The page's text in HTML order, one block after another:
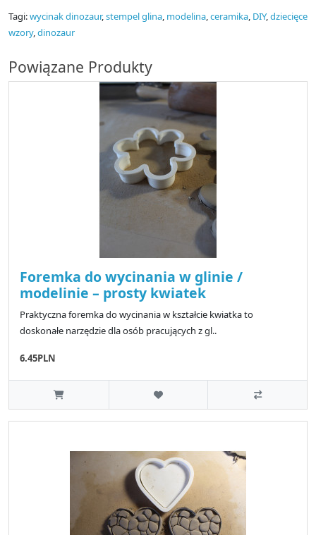
Tagi:wycinak dinozaur,stempel glina, modelina,ceramika, DIY,dziecięce
wzory,dinozaur
Powiązane Produkty
Foremka do wycinania w glinie /
modelinie – prosty kwiatek
Praktyczna foremka do wycinania w kształcie kwiatka to
doskonałe narzędzie dla osób pracujących z gl..
6.45PLN